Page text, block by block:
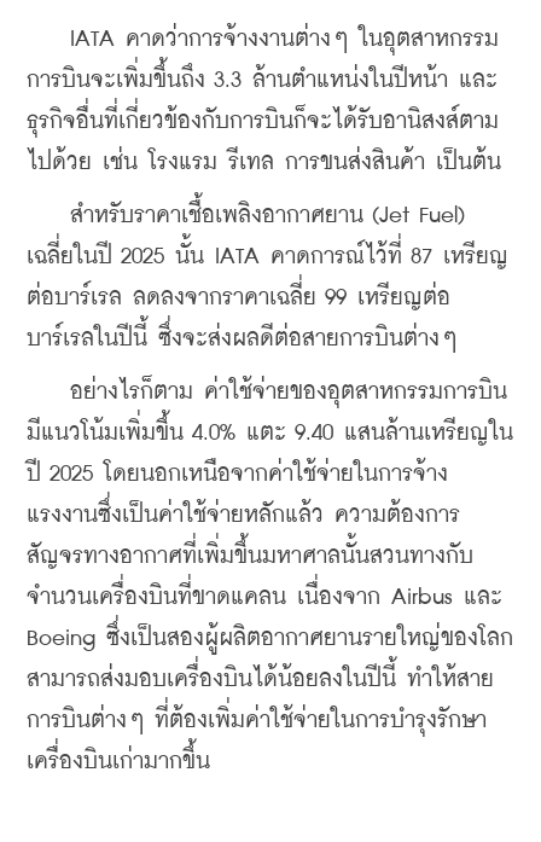
IATA คาดว่าการจ้างงานต่างๆ ในอุตสาหกรรม
การบินจะเพิ่มขึ้นถึง 3.3 ล้านตำแหน่งในปีหน้า และ
ธุรกิจอื่นที่เกี่ยวข้องกับการบินก็จะได้รับอานิสงส์ตาม
ไปด้วย เช่น โรงแรม รีเทล การขนส่งสินค้า เป็นต้น
สำหรับราคาเชื้อเพลิงอากาศยาน (Jet Fuel)
เฉลี่ยในปี 2025 นั้น IATA คาดการณ์ไว้ที่ 87 เหรียญ
ต่อบาร์เรล ลดลงจากราคาเฉลี่ย 99 เหรียญต่อ
บาร์เรลในปีนี้ ซึ่งจะส่งผลดีต่อสายการบินต่างๆ
อย่างไรก็ตาม ค่าใช้จ่ายของอุตสาหกรรมการบิน
มีแนวโน้มเพิ่มขึ้น 4.0% แตะ 9.40 แสนล้านเหรียญใน
ปี 2025 โดยนอกเหนือจากค่าใช้จ่ายในการจ้าง
แรงงานซึ่งเป็นค่าใช้จ่ายหลักแล้ว ความต้องการ
สัญจรทางอากาศที่เพิ่มขึ้นมหาศาลนั้นสวนทางกับ
จำนวนเครื่องบินที่ขาดแคลน เนื่องจาก Airbus และ
Boeing ซึ่งเป็นสองผู้ผลิตอากาศยานรายใหญ่ของโลก
สามารถส่งมอบเครื่องบินได้น้อยลงในปีนี้ ทำให้สาย
การบินต่างๆ ที่ต้องเพิ่มค่าใช้จ่ายในการบำรุงรักษา
เครื่องบินเก่ามากขึ้น